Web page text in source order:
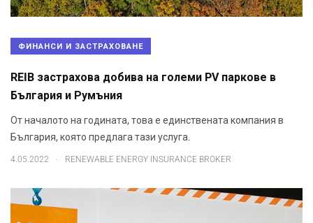
ФИНАНСИ И ЗАСТРАХОВАНЕ
REIB застрахова добива на големи PV паркове в
България и Румъния
От началото на годината, това е единствената компания в
България, която предлага тази услуга.
4.05.2022 . RENEWABLE ENERGY INSURANCE BROKER